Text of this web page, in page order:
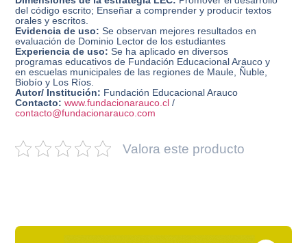
del código escrito; Enseñar a comprender y producir textos
orales y escritos.
Evidencia de uso: Se observan mejores resultados en
evaluación de Dominio Lector de los estudiantes
Experiencia de uso: Se ha aplicado en diversos
programas educativos de Fundación Educacional Arauco y
en escuelas municipales de las regiones de Maule, Ñuble,
Biobío y Los Ríos.
Autor/ Institución: Fundación Educacional Arauco
Contacto: www.fundacionarauco.cl /
contacto@fundacionarauco.com
Valora este producto